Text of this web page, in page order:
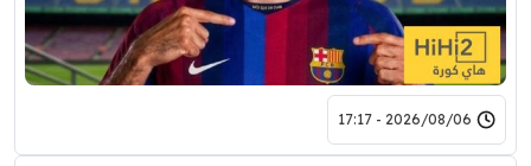
2026/08/06 - 17:17